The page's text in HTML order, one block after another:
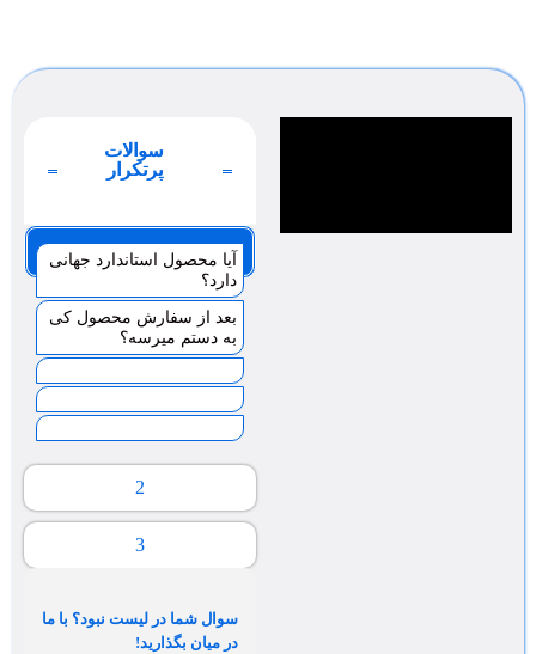
سوالات
پرتکرار
صفحه 1
2
3
آیا محصول استاندارد جهانی
دارد؟
بعد از سفارش محصول کی
به دستم میرسه؟
سوال شما در لیست نبود؟ با ما
در میان بگذارید!